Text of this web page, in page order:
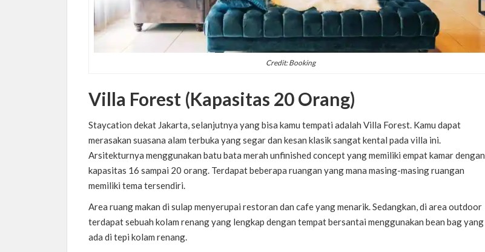
Credit: Booking
Villa Forest (Kapasitas 20 Orang)
Staycation dekat Jakarta, selanjutnya yang bisa kamu tempati adalah Villa Forest. Kamu dapat
merasakan suasana alam terbuka yang segar dan kesan klasik sangat kental pada villa ini.
Arsitekturnya menggunakan batu bata merah unfinished concept yang memiliki empat kamar dengan
kapasitas 16 sampai 20 orang. Terdapat beberapa ruangan yang mana masing-masing ruangan
memiliki tema tersendiri.
Area ruang makan di sulap menyerupai restoran dan cafe yang menarik. Sedangkan, di area outdoor
terdapat sebuah kolam renang yang lengkap dengan tempat bersantai menggunakan bean bag yang
ada di tepi kolam renang.